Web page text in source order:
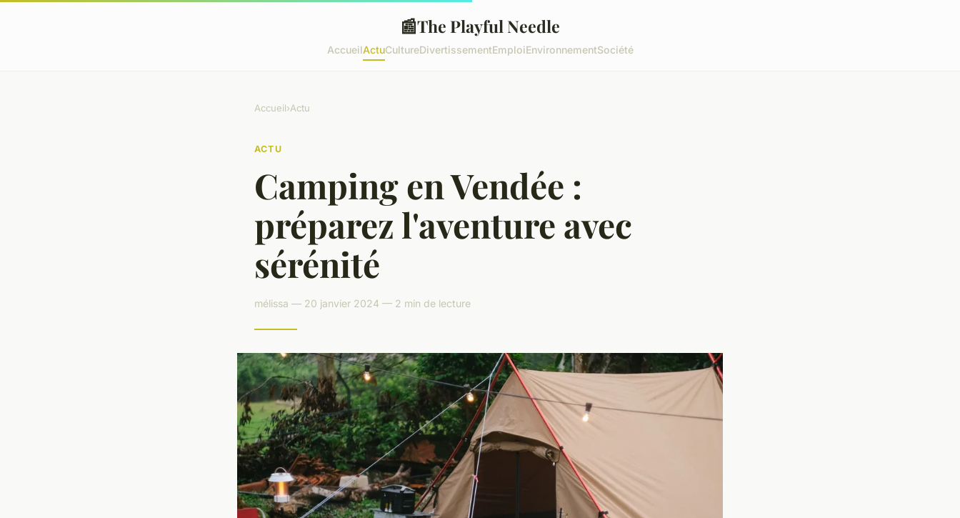
📰The Playful Needle
AccueilActuCultureDivertissementEmploiEnvironnementSociété
Accueil›Actu
ACTU
Camping en Vendée :
préparez l'aventure avec
sérénité
mélissa — 20 janvier 2024 — 2 min de lecture